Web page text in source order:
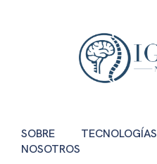
SOBRE
NOSOTROS
TECNOLOGÍAS